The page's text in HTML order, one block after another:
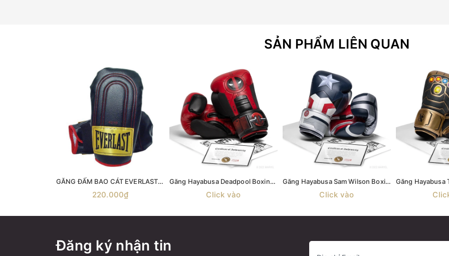
SẢN PHẨM LIÊN QUAN
GĂNG ĐẤM BAO CÁT EVERLAST - găng tay tạ oldschool bag glove , Everlast 4310 Everhide Speed Bag Gloves , Everlast Genuine Leather Speed Bag Gloves
220.000₫
Găng Hayabusa Deadpool Boxing Gloves
Click vào
Găng Hayabusa Sam Wilson Boxing Gloves
Click vào
Đăng ký nhận tin